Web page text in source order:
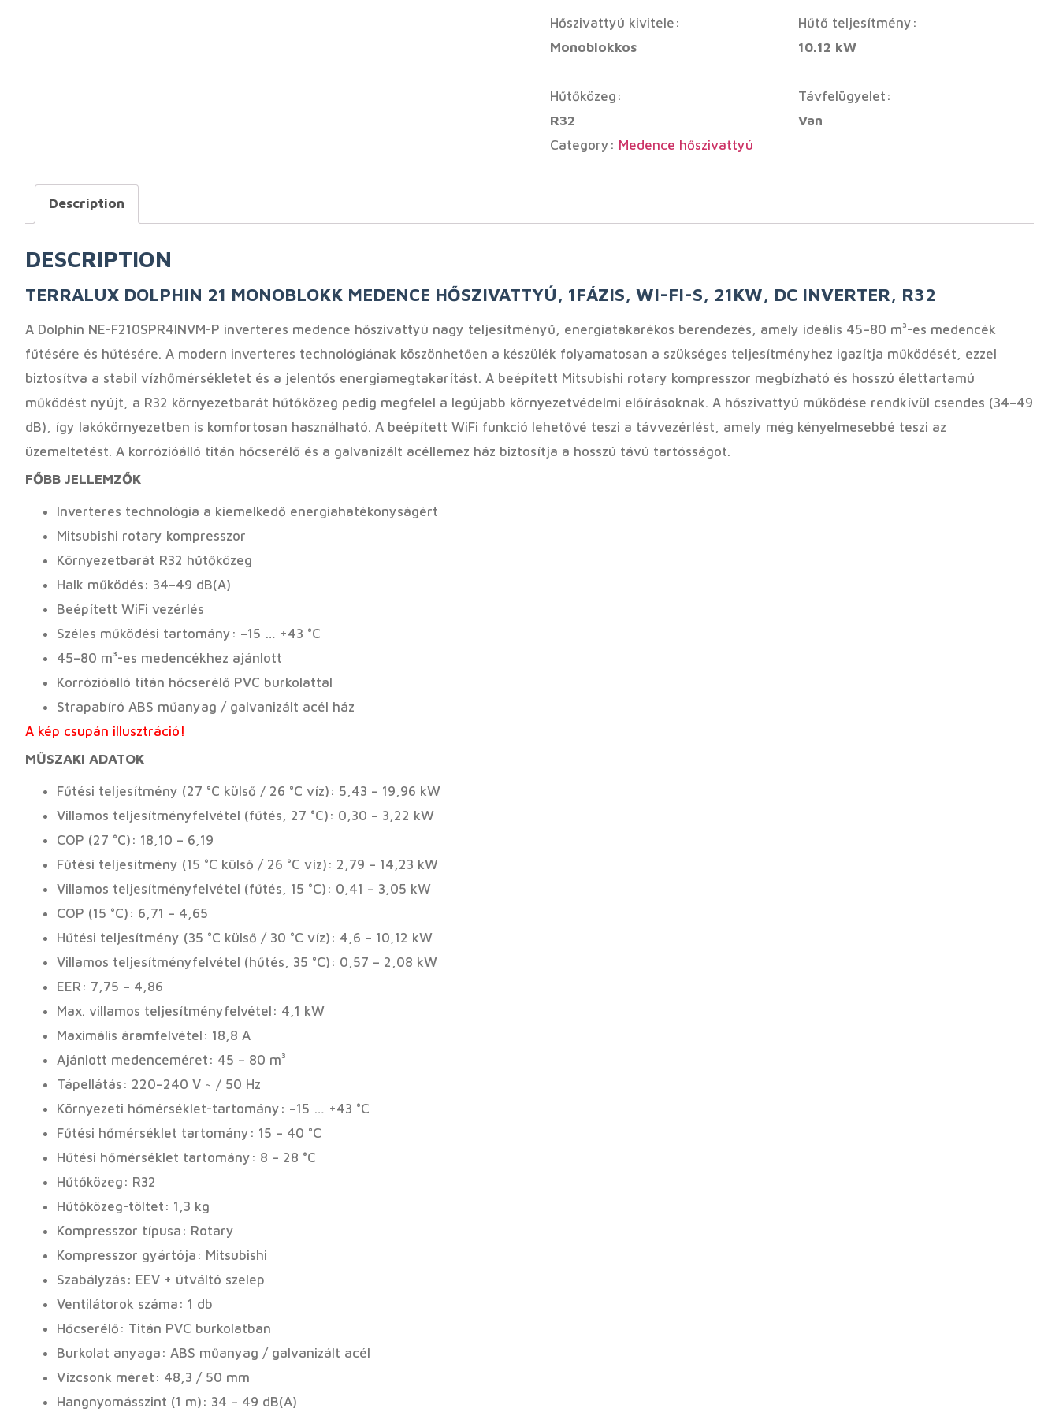
Hőszivattyú kivitele:
Monoblokkos
Hűtő teljesítmény:
10.12 kW
Hűtőközeg:
R32
Távfelügyelet:
Van
Category: Medence hőszivattyú
Description
DESCRIPTION
TERRALUX DOLPHIN 21 MONOBLOKK MEDENCE HŐSZIVATTYÚ, 1FÁZIS, WI-FI-S, 21KW, DC INVERTER, R32
A Dolphin NE-F210SPR4INVM-P inverteres medence hőszivattyú nagy teljesítményű, energiatakarékos berendezés, amely ideális 45–80 m³-es medencék
fűtésére és hűtésére. A modern inverteres technológiának köszönhetően a készülék folyamatosan a szükséges teljesítményhez igazítja működését, ezzel
biztosítva a stabil vízhőmérsékletet és a jelentős energiamegtakarítást. A beépített Mitsubishi rotary kompresszor megbízható és hosszú élettartamú
működést nyújt, a R32 környezetbarát hűtőközeg pedig megfelel a legújabb környezetvédelmi előírásoknak. A hőszivattyú működése rendkívül csendes (34–49
dB), így lakókörnyezetben is komfortosan használható. A beépített WiFi funkció lehetővé teszi a távvezérlést, amely még kényelmesebbé teszi az
üzemeltetést. A korrózióálló titán hőcserélő és a galvanizált acéllemez ház biztosítja a hosszú távú tartósságot.
FŐBB JELLEMZŐK
Inverteres technológia a kiemelkedő energiahatékonyságért
Mitsubishi rotary kompresszor
Környezetbarát R32 hűtőközeg
Halk működés: 34–49 dB(A)
Beépített WiFi vezérlés
Széles működési tartomány: –15 … +43 °C
45–80 m³-es medencékhez ajánlott
Korrózióálló titán hőcserélő PVC burkolattal
Strapabíró ABS műanyag / galvanizált acél ház
A kép csupán illusztráció!
MŰSZAKI ADATOK
Fűtési teljesítmény (27 °C külső / 26 °C víz): 5,43 – 19,96 kW
Villamos teljesítményfelvétel (fűtés, 27 °C): 0,30 – 3,22 kW
COP (27 °C): 18,10 – 6,19
Fűtési teljesítmény (15 °C külső / 26 °C víz): 2,79 – 14,23 kW
Villamos teljesítményfelvétel (fűtés, 15 °C): 0,41 – 3,05 kW
COP (15 °C): 6,71 – 4,65
Hűtési teljesítmény (35 °C külső / 30 °C víz): 4,6 – 10,12 kW
Villamos teljesítményfelvétel (hűtés, 35 °C): 0,57 – 2,08 kW
EER: 7,75 – 4,86
Max. villamos teljesítményfelvétel: 4,1 kW
Maximális áramfelvétel: 18,8 A
Ajánlott medenceméret: 45 – 80 m³
Tápellátás: 220–240 V ~ / 50 Hz
Környezeti hőmérséklet-tartomány: –15 … +43 °C
Fűtési hőmérséklet tartomány: 15 – 40 °C
Hűtési hőmérséklet tartomány: 8 – 28 °C
Hűtőközeg: R32
Hűtőközeg-töltet: 1,3 kg
Kompresszor típusa: Rotary
Kompresszor gyártója: Mitsubishi
Szabályzás: EEV + útváltó szelep
Ventilátorok száma: 1 db
Hőcserélő: Titán PVC burkolatban
Burkolat anyaga: ABS műanyag / galvanizált acél
Vízcsonk méret: 48,3 / 50 mm
Hangnyomásszint (1 m): 34 – 49 dB(A)